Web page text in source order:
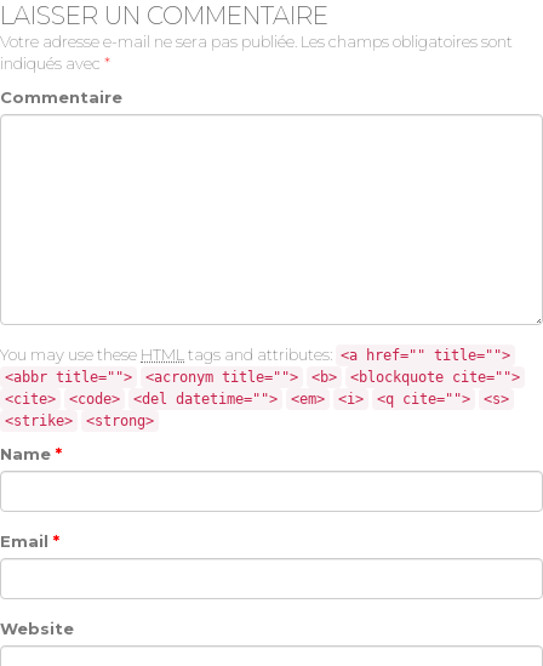
LAISSER UN COMMENTAIRE
Votre adresse e-mail ne sera pas publiée. Les champs obligatoires sont
indiqués avec *
Commentaire
You may use these HTMLtags and attributes: <a href="" title="">
<abbr title="">
<acronym title=""> <b>
<blockquote cite="">
<cite>
<code> <del datetime=""> <em> <i> <q cite="">
<s>
<strike>
<strong>
Name *
Email *
Website